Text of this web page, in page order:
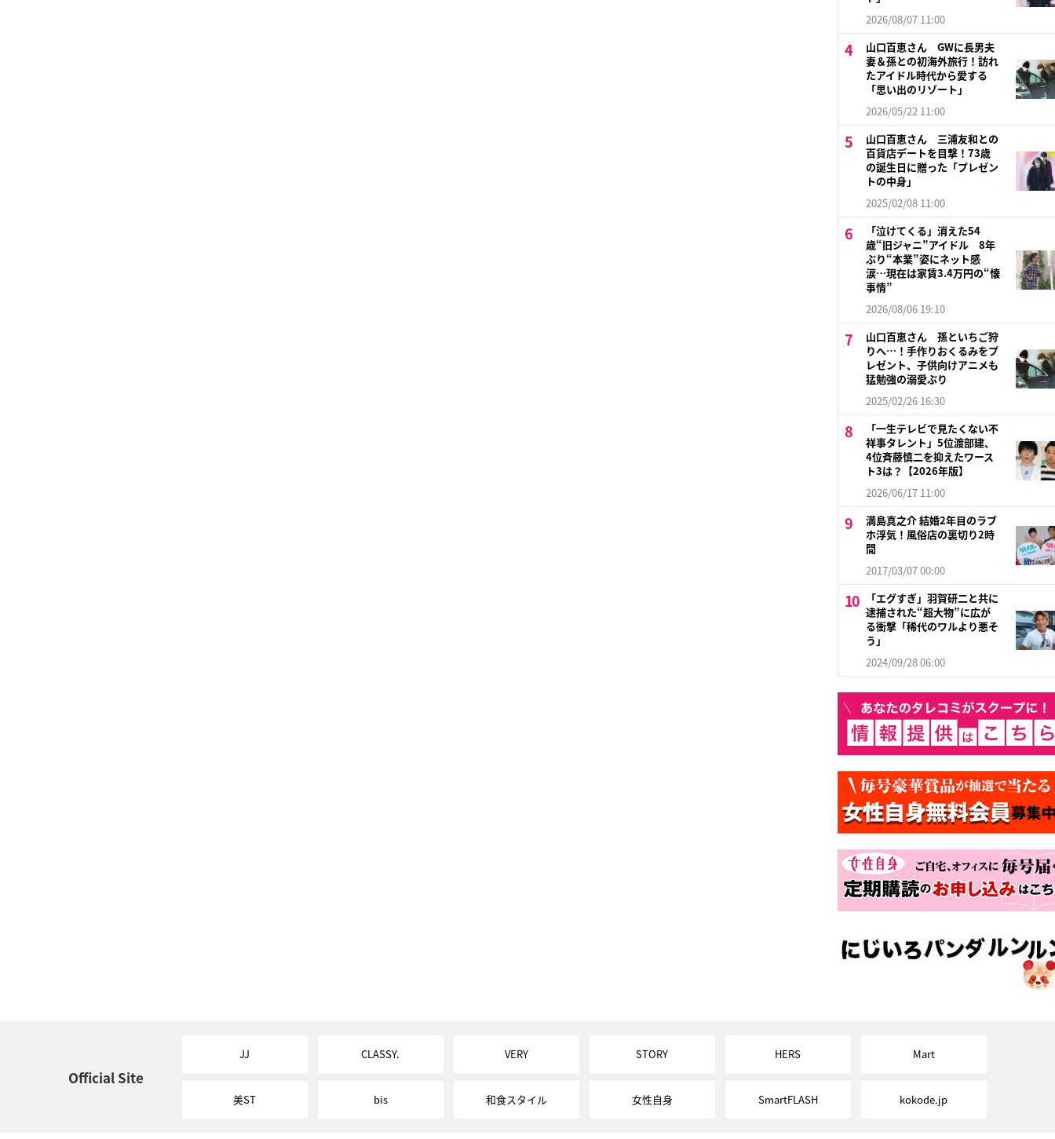
2026/08/07 11:00
山口百恵さん GWに長男夫
妻＆孫との初海外旅行！訪れ
たアイドル時代から愛する
「思い出のリゾート」
2026/05/22 11:00
山口百恵さん 三浦友和との
百貨店デートを目撃！73歳
の誕生日に贈った「プレゼン
トの中身」
2025/02/08 11:00
「泣けてくる」消えた54
歳“旧ジャニ”アイドル 8年
ぶり“本業”姿にネット感
涙…現在は家賃3.4万円の“懐
事情”
2026/08/06 19:10
山口百恵さん 孫といちご狩
りへ…！手作りおくるみをプ
レゼント、子供向けアニメも
猛勉強の溺愛ぶり
2025/02/26 16:30
「一生テレビで見たくない不
祥事タレント」5位渡部建、
4位斉藤慎二を抑えたワース
ト3は？【2026年版】
2026/06/17 11:00
満島真之介 結婚2年目のラブ
ホ浮気！風俗店の裏切り2時
間
2017/03/07 00:00
「エグすぎ」羽賀研二と共に
逮捕された“超大物”に広が
る衝撃「稀代のワルより悪そ
う」
2024/09/28 06:00
Official Site
JJ CLASSY. VERY STORY HERS Mart
美ST bis 和食スタイル 女性自身 SmartFLASH kokode.jp